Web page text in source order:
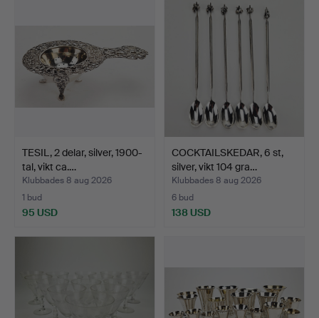
TESIL, 2 delar, silver, 1900-
tal, vikt ca.…
Klubbades 8 aug 2026
1 bud
95 USD
COCKTAILSKEDAR, 6 st,
silver, vikt 104 gra…
Klubbades 8 aug 2026
6 bud
138 USD